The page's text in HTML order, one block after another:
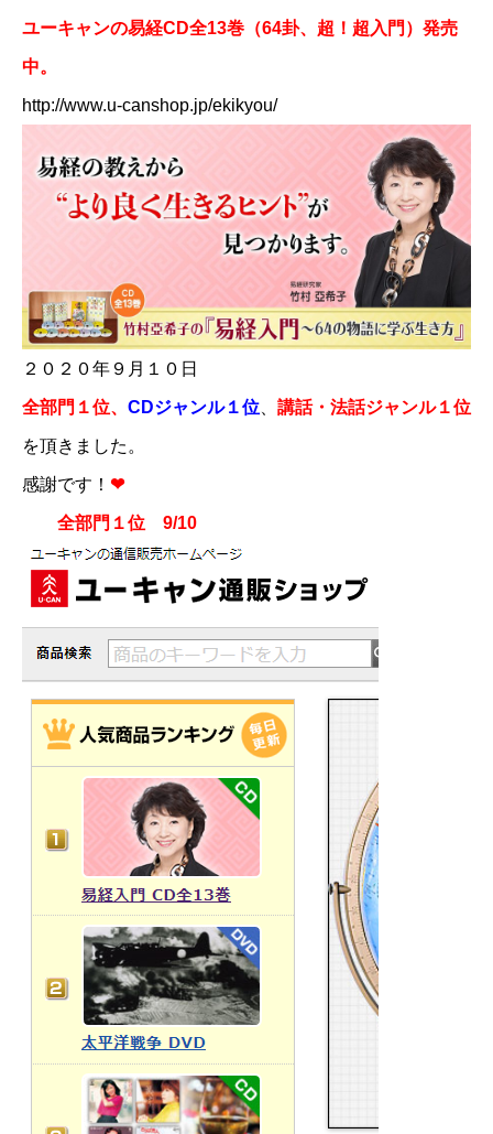
ユーキャンの易経CD全13巻（64卦、超！超入門）発売
中。
http://www.u-canshop.jp/ekikyou/​
２０２０年９月１０日
全部門１位、 CDジャンル１位 ​講話・ 法話ジャンル１位
を頂きました。
感謝です！ ❤
全部門１位 9/10